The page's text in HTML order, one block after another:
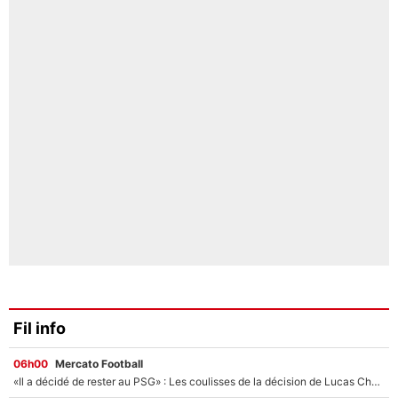
Fil info
06h00 Mercato Football
«Il a décidé de rester au PSG» : Les coulisses de la décision de Lucas Chevalier pour son transfert